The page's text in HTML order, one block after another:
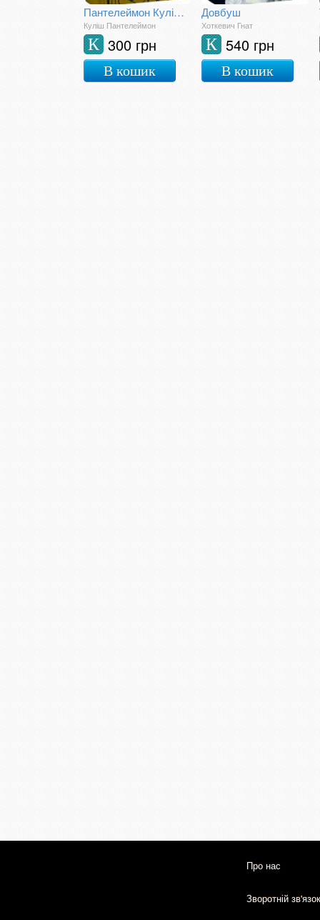
Пантелеймон Куліш. Вибрані твори
Куліш Пантелеймон
300 грн
К
В кошик
Довбуш
Хоткевич Гнат
540 грн
К
В кошик
Про нас
Зворотній зв'язок